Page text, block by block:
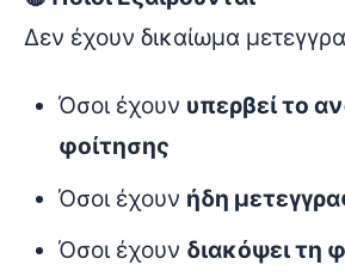
Δεν έχουν δικαίωμα
Όσοι έχουν υπερβεί το
φοίτησης
Όσοι έχουν ήδη
Όσοι έχουν διακόψει τη